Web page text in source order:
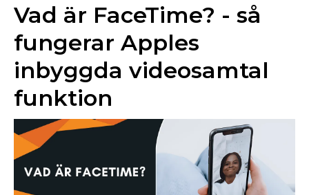
Vad är FaceTime? - så
fungerar Apples
inbyggda videosamtal
funktion